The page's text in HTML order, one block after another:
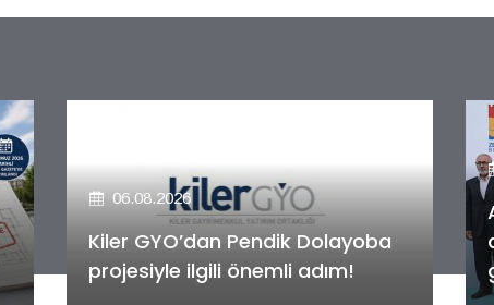
06.08.2026
Alya Merkezefendi Konutları'nın
anahtar teslim töreni
gerçekleştirildi!